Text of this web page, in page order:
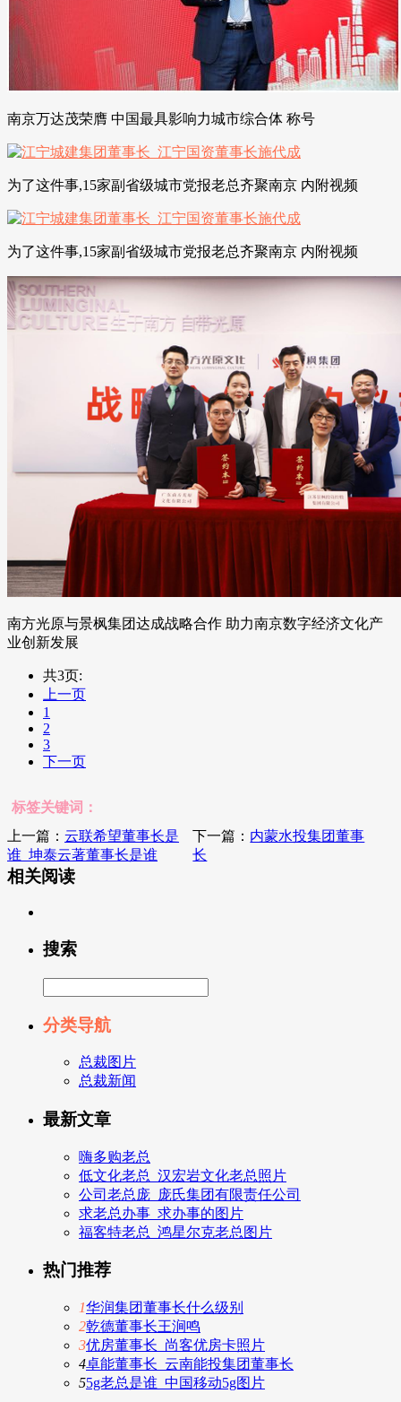
南京万达茂荣膺 中国最具影响力城市综合体 称号
为了这件事,15家副省级城市党报老总齐聚南京 内附视频
为了这件事,15家副省级城市党报老总齐聚南京 内附视频
南方光原与景枫集团达成战略合作 助力南京数字经济文化产
业创新发展
共3页:
上一页
1
2
3
下一页
标签关键词：
上一篇： 云联希望董事长是
谁_坤泰云著董事长是谁
下一篇： 内蒙水投集团董事
长
相关阅读
搜索
分类导航
总裁图片
总裁新闻
最新文章
嗨多购老总
低文化老总_汉宏岩文化老总照片
公司老总庞_庞氏集团有限责任公司
求老总办事_求办事的图片
福客特老总_鸿星尔克老总图片
热门推荐
1华润集团董事长什么级别
2乾德董事长王涧鸣
3优房董事长_尚客优房卡照片
4卓能董事长_云南能投集团董事长
55g老总是谁_中国移动5g图片